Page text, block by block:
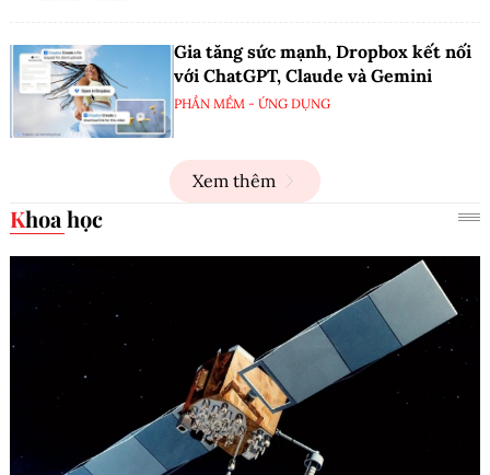
Gia tăng sức mạnh, Dropbox kết nối
với ChatGPT, Claude và Gemini
PHẦN MỀM - ỨNG DỤNG
Xem thêm
Khoa học